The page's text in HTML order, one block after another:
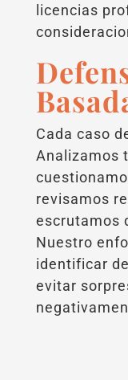
licencias
Cada caso
Analizamos
revisamos
escrutamos
Nuestro
identificar
evitar